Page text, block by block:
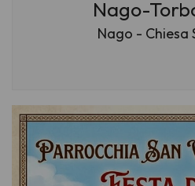
Nago-
Nago - Chiesa